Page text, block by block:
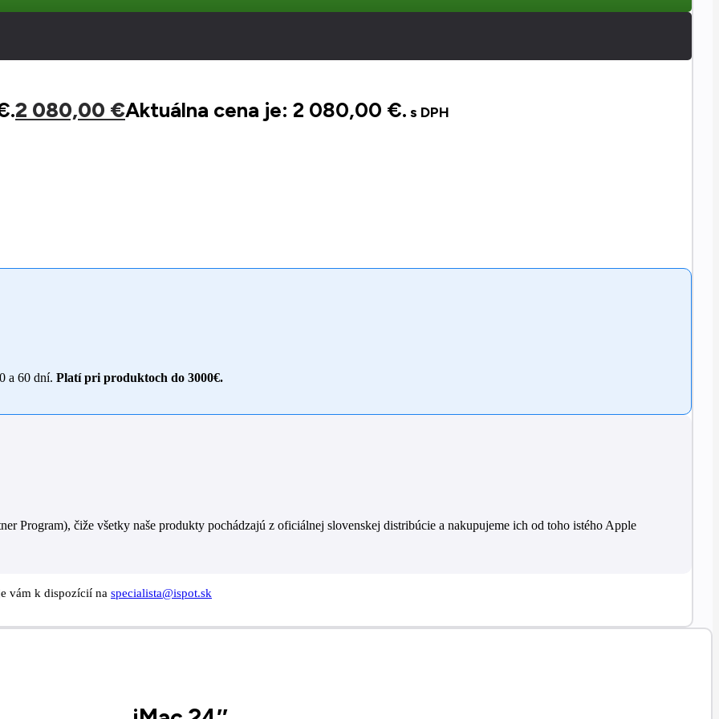
2 080,00 €Aktuálna cena je: 2 080,00 €. s DPH
a 60 dní. Platí pri produktoch do 3000€.
Program), čiže všetky naše produkty pochádzajú z oficiálnej slovenskej distribúcie a nakupujeme ich od toho istého Apple
vám k dispozícií na specialista@ispot.sk